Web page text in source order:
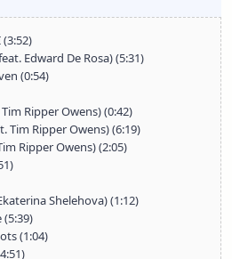
(3:52)
Edward De Rosa) (5:31)
(0:54)
Ripper Owens) (0:42)
Tim Ripper Owens) (6:19)
Ripper Owens) (2:05)
Shelehova) (1:12)
(5:39)
(1:04)